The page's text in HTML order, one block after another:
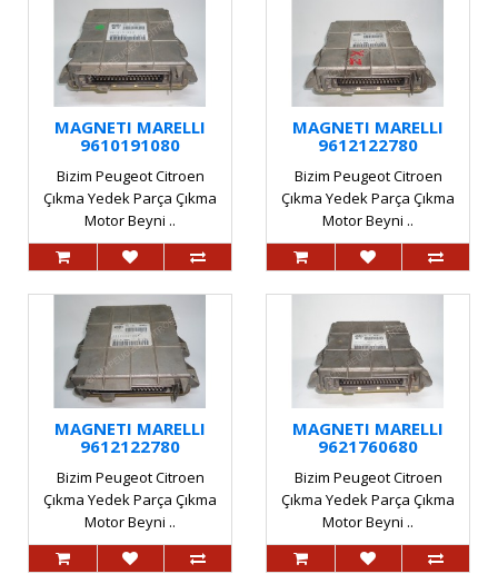
MAGNETI MARELLI
9610191080
Bizim Peugeot Citroen
Çıkma Yedek Parça Çıkma
Motor Beyni ..
MAGNETI MARELLI
9612122780
Bizim Peugeot Citroen
Çıkma Yedek Parça Çıkma
Motor Beyni ..
MAGNETI MARELLI
9612122780
Bizim Peugeot Citroen
Çıkma Yedek Parça Çıkma
Motor Beyni ..
MAGNETI MARELLI
9621760680
Bizim Peugeot Citroen
Çıkma Yedek Parça Çıkma
Motor Beyni ..